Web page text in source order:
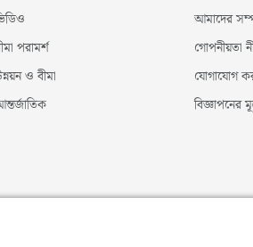
পরামর্শ
ও বীমা
আমাদের
গোপনীয়তা
যোগাযোগ
বিজ্ঞাপনের